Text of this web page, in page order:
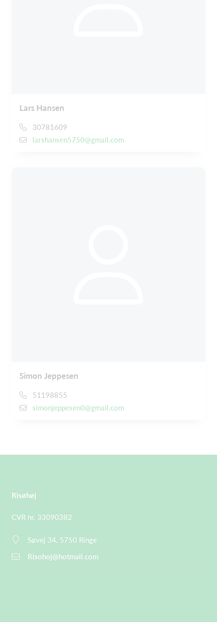
Lars Hansen
30781609
larshansen5750@gmail.com
Simon Jeppesen
51198855
simonjeppesen0@gmail.com
Risøhøj
CVR nr. 33090382
Søvej 34, 5750 Ringe
Risohoj@hotmail.com